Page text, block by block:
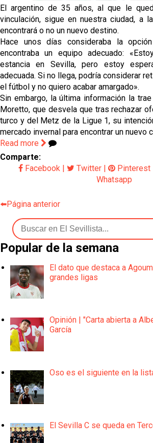
El dato que destaca a Agoumé
grandes ligas
Juanlu de vuelta a Sevilla para
Premier
El Granada negocia con el Sevilla
Flores
El argentino de 35 años, al que le
vinculación, sigue en nuestra ciudad, a
encontrará o no un nuevo destino.
Hace unos días consideraba la
encontraba un equipo adecuado:
estancia en Sevilla, pero estoy
adecuada. Si no llega, podría considerar
el fútbol y no quiero acabar amargado».
Sin embargo, la última información la
Moretto, que desvela que tras rechazar
turco y del Metz de la Ligue 1, su
mercado invernal para encontrar un nuevo
Read more
Comparte:
Facebook
Twitter Pinterest
Whatsapp
⬅️Página anterior
Popular de la semana
El dato que destaca a
grandes ligas
Opinión | "Carta abierta a
García
Oso es el siguiente en la
El Sevilla C se queda en